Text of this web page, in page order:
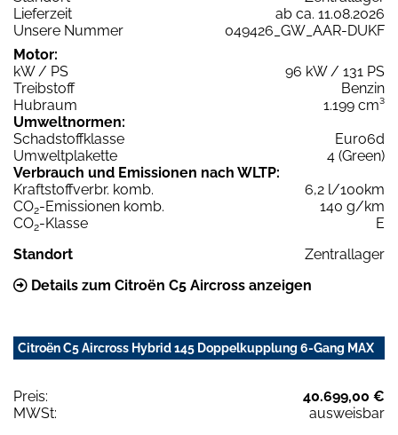
Lieferzeit
ab ca. 11.08.2026
Unsere Nummer
049426_GW_AAR-DUKF
Motor:
kW / PS
96 kW / 131 PS
Treibstoff
Benzin
Hubraum
1.199 cm³
Umweltnormen:
Schadstoffklasse
Euro6d
Umweltplakette
4 (Green)
Verbrauch und Emissionen nach WLTP:
Kraftstoffverbr. komb.
6,2 l/100km
CO2-Emissionen komb.
140 g/km
CO2-Klasse
E
Standort
Zentrallager
Details zum Citroën C5 Aircross anzeigen
Citroën C5 Aircross Hybrid 145 Doppelkupplung 6-Gang MAX
Preis:
40.699,00 €
MWSt:
ausweisbar